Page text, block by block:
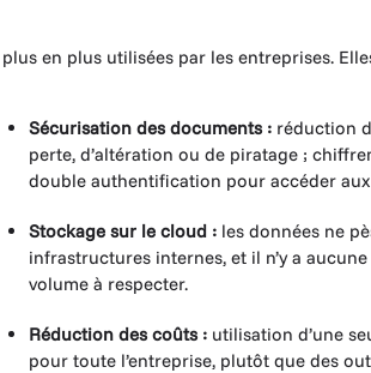
en plus utilisées par les entreprises.
Sécurisation des documents : réduction
perte, d’altération ou de piratage ;
double authentification pour accéder
Stockage sur le cloud : les données ne
infrastructures internes, et il n’y a
volume à respecter.
Réduction des coûts : utilisation d’une
pour toute l’entreprise, plutôt que des